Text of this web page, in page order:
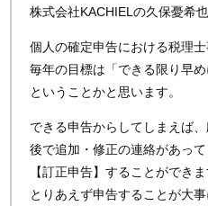
株式会社KACHIELの久保憂希也
個人の確定申告における税理
毎年の目標は「できる限り早め
ということかと思います。
できる申告からしてしまえば
後で追加・修正の連絡があっ
【訂正申告】することができま
とりあえず申告することが大事